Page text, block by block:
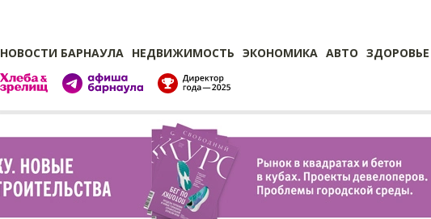
НОВОСТИ БАРНАУЛА НЕДВИЖИМОСТЬ ЭКОНОМИКА АВТО ЗДОРОВЬЕ